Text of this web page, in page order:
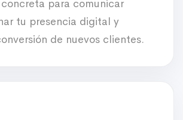
para comunicar
tu presencia digital y
de nuevos clientes.